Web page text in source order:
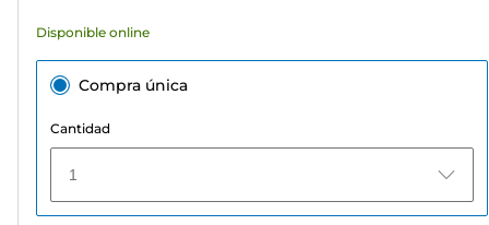
Disponible online
Compra única
Cantidad
1